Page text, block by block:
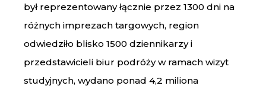
był reprezentowany łącznie przez 1300 dni na
różnych imprezach targowych, region
odwiedziło blisko 1500 dziennikarzy i
przedstawicieli biur podróży w ramach wizyt
studyjnych, wydano ponad 4,2 miliona